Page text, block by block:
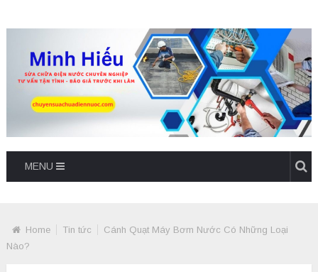
MENU
Home Tin tức
Cánh Quạt Máy Bơm Nước Có Những Loại
Nào?